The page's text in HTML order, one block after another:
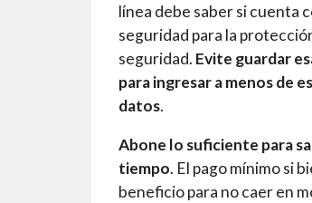
línea debe saber si cuenta
seguridad para la
seguridad. Evite guardar
para ingresar a menos de
datos.
Abone lo suficiente para
tiempo. El pago mínimo si
beneficio para no caer en